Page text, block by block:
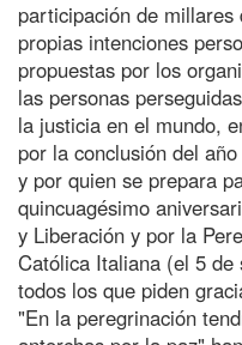
participación de
propias intenciones
propuestas por los
las personas
la justicia en el mundo,
por la conclusión del
y por quien se prepara
quincuagésimo
y Liberación y por la
Católica Italiana (el 5
todos los que piden
"En la peregrinación